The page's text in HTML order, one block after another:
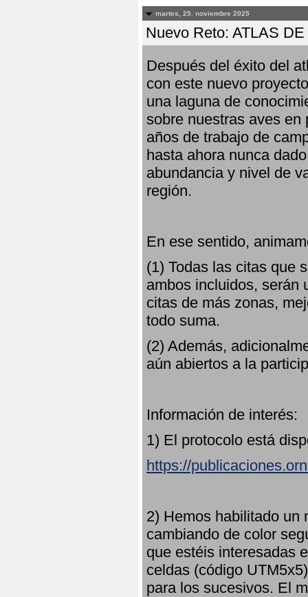
martes, 25. noviembre 2025
Nuevo Reto: ATLAS
Después del éxito del
con este nuevo
una laguna de
sobre nuestras aves en
años de trabajo de
hasta ahora nunca
abundancia y nivel de
región.
En ese sentido,
(1) Todas las citas que
ambos incluidos, serán
citas de más zonas,
todo suma.
(2) Además,
aún abiertos a la
Información de interés:
1) El protocolo está
https://
2) Hemos habilitado un
cambiando de color
que estéis interesadas
celdas (código
para los sucesivos. El